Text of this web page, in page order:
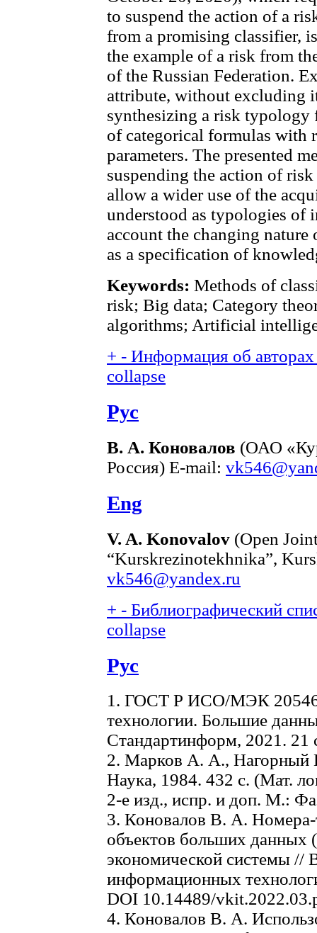
to suspend the action of a
from a promising classifier,
the example of a risk from
of the Russian Federation.
attribute, without excluding
synthesizing a risk typology
of categorical formulas with
parameters. The presented
suspending the action of
allow a wider use of the
understood as typologies of
account the changing
as a specification of
Keywords: Methods of
risk; Big data; Category
algorithms; Artificial
+ - Информация об
collapse
Рус
В. А. Коновалов (ОАО
Россия) E-mail:
Eng
V. A. Konovalov (Open
“Kurskrezinotekhnika”,
vk546@yandex.ru
+ - Библиографический
collapse
Рус
1. ГОСТ Р ИСО/МЭК
технологии. Большие
Стандартинформ, 2021. 21
2. Марков А. А.,
Наука, 1984. 432 с. (Мат.
2-е изд., испр. и доп. М.:
3. Коновалов В. А. Номера-
объектов больших данных
экономической системы //
информационных
DOI 10.14489/
4. Коновалов В. А.